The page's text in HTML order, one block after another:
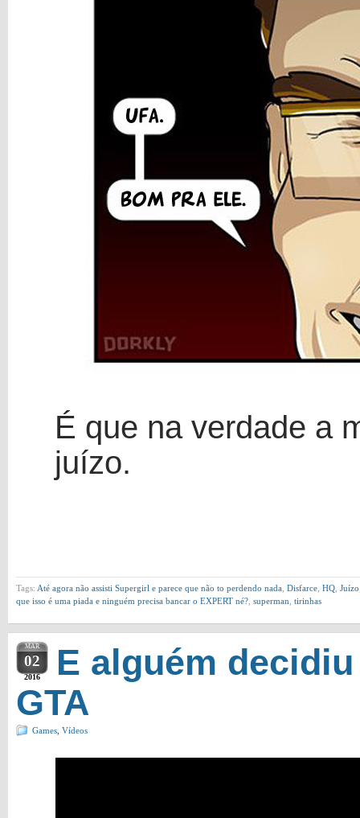
É que na verdade a
juízo.
Tags: Até agora não assisti Supergirl e parece que não to perdendo nada Disfarce HQ Juízo
que isso é uma piada e ninguém precisa bancar o EXPERT né? superman tirinhas
MAR
02
2016
E alguém
GTA
Games Vídeos